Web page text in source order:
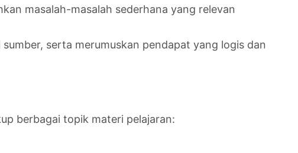
masalah-masalah sederhana yang relevan
serta merumuskan pendapat yang logis dan
berbagai topik materi pelajaran: